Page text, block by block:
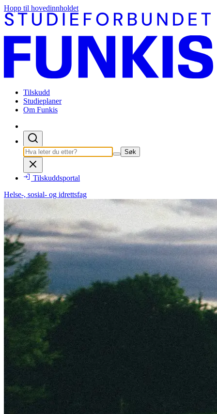
Hopp til hovedinnholdet
Tilskudd
Studieplaner
Om Funkis
Søk
Tilskuddsportal
Helse-, sosial- og idrettsfag